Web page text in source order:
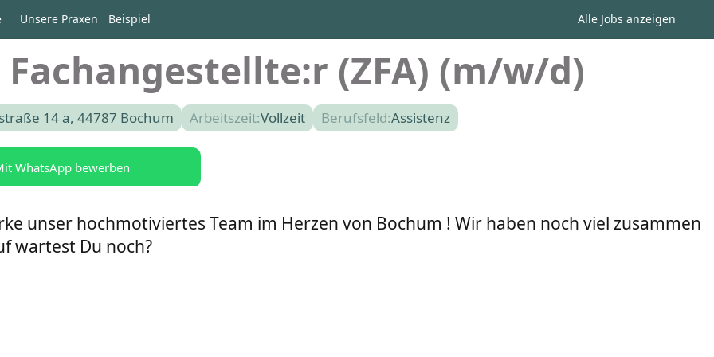
Unsere Praxen Beispiel Alle Jobs anzeigen
(ZFA) (m/w/d)
14 a, 44787 Bochum Arbeitszeit:Vollzeit Berufsfeld:Assistenz
WhatsApp bewerben
unser hochmotiviertes Team im Herzen von Bochum ! Wir haben noch viel zusammen
wartest Du noch?